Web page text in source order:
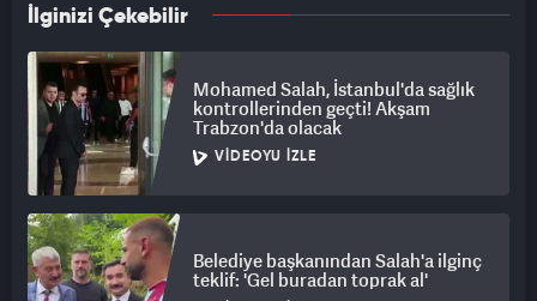
İlginizi Çekebilir
Mohamed Salah, İstanbul'da sağlık
kontrollerinden geçti! Akşam
Trabzon'da olacak
VIDEOYU İZLE
Belediye başkanından Salah'a ilginç
teklif: 'Gel buradan toprak al'